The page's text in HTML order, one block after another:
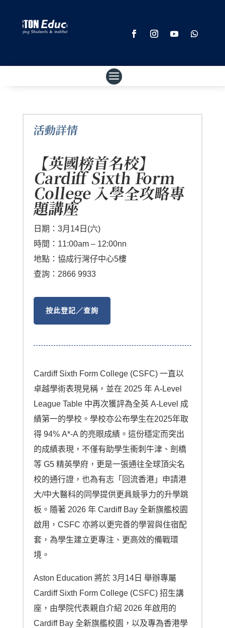
活動詳情
【英國榜首名校】
Cardiff Sixth Form
College 入學全攻略專
題講座
日期：3月14日(六)
時間：11:00am – 12:00nn
地點：協成行灣仔中心5樓
查詢：2866 9933
按此登記／查詢
Cardiff Sixth Form College (CSFC) 一直以
卓越學術表現見稱，並在 2025 年 A-Level
League Table 中再次獲評為全英 A-Level 成
績第一的學校。學校亦公布學生在2025年取
得 94% A*-A 的亮眼成績。這份穩定而突出
的成績表現，不僅有助學生衝刺牛津、劍橋
等 G5 精英學府，更是一張通往全球頂尖名
校的通行證，也為有志「回流香港」申請港
大/中大醫科的同學提供更具競爭力的升學跳
板。隨著 2026 年 Cardiff Bay 全新旗艦校園
啟用，CSFC 亦將以更完善的學習與住宿配
套，為學生建立更專注、更高效的備戰環
境。
Aston Education 將於 3月14日 舉辦專屬
Cardiff Sixth Form College (CSFC) 招生講
座，由學院代表親自介紹 2026 年啟用的
Cardiff Bay 全新旗艦校園，以及專為香港學